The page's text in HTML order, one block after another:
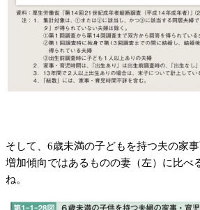
そして、6歳未満の子どもを持つ夫の家
増加傾向ではあるものの妻（左）に比べ
ね。